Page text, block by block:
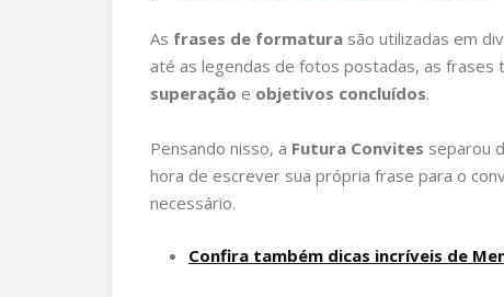
As frases de formatura são utilizadas em
até as legendas de fotos postadas, as frases
superação e objetivos concluídos.
Pensando nisso, a Futura Convites separou
hora de escrever sua própria frase para o
necessário.
Confira também dicas incríveis de